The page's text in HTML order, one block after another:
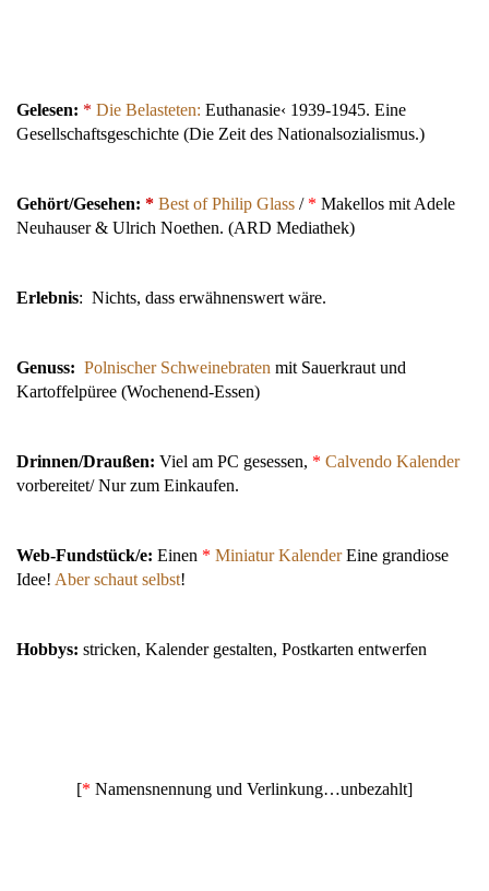
Gelesen: * Die Belasteten: Euthanasie‹ 1939-1945. Eine
Gesellschaftsgeschichte (Die Zeit des Nationalsozialismus.)
Gehört/Gesehen: * Best of Philip Glass / * Makellos mit Adele
Neuhauser & Ulrich Noethen. (ARD Mediathek)
Erlebnis: Nichts, dass erwähnenswert wäre.
Genuss: Polnischer Schweinebraten mit Sauerkraut und
Kartoffelpüree (Wochenend-Essen)
Drinnen/Draußen: Viel am PC gesessen, * Calvendo Kalender
vorbereitet/ Nur zum Einkaufen.
Web-Fundstück/e: Einen * Miniatur KalenderEine grandiose
Idee! Aber schaut selbst!
Hobbys: stricken, Kalender gestalten, Postkarten entwerfen
[* Namensnennung und Verlinkung…unbezahlt]